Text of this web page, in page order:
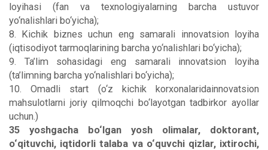
loyihasi (fan va texnologiyalarning barcha ustuvor
yo‘nalishlari bo‘yicha);
8. Kichik biznes uchun eng samarali innovatsion loyiha
(iqtisodiyot tarmoqlarining barcha yo‘nalishlari bo‘yicha);
9. Ta’lim sohasidagi eng samarali innovatsion loyiha
(ta’limning barcha yo‘nalishlari bo‘yicha);
10. Omadli start (o‘z kichik korxonalaridainnovatsion
mahsulotlarni joriy qilmoqchi bo‘layotgan tadbirkor ayollar
uchun.)
35 yoshgacha bo‘lgan yosh olimalar, doktorant,
o‘qituvchi, iqtidorli talaba va o‘quvchi qizlar, ixtirochi,